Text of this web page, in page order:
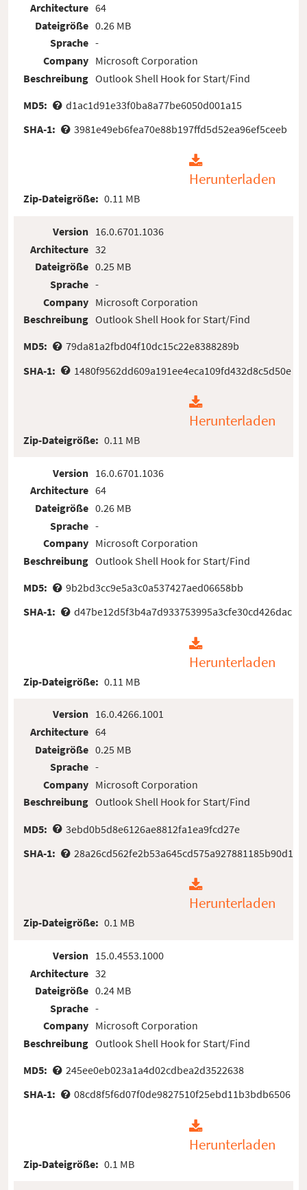
Architecture
Dateigröße
Sprache
Company
Beschreibung
64
0.26 MB
-
Microsoft Corporation
Outlook Shell Hook for Start/Find
MD5:
d1ac1d91e33f0ba8a77be6050d001a15
SHA-1:
3981e49eb6fea70e88b197ffd5d52ea96ef5ceeb
Herunterladen
Zip-Dateigröße: 0.11 MB
Version
Architecture
Dateigröße
Sprache
Company
Beschreibung
16.0.6701.1036
32
0.25 MB
-
Microsoft Corporation
Outlook Shell Hook for Start/Find
MD5:
79da81a2fbd04f10dc15c22e8388289b
SHA-1:
1480f9562dd609a191ee4eca109fd432d8c5d50e
Herunterladen
Zip-Dateigröße: 0.11 MB
Version
Architecture
Dateigröße
Sprache
Company
Beschreibung
16.0.6701.1036
64
0.26 MB
-
Microsoft Corporation
Outlook Shell Hook for Start/Find
MD5:
9b2bd3cc9e5a3c0a537427aed06658bb
SHA-1:
d47be12d5f3b4a7d933753995a3cfe30cd426dac
Herunterladen
Zip-Dateigröße: 0.11 MB
Version
Architecture
Dateigröße
Sprache
Company
Beschreibung
16.0.4266.1001
64
0.25 MB
-
Microsoft Corporation
Outlook Shell Hook for Start/Find
MD5:
3ebd0b5d8e6126ae8812fa1ea9fcd27e
SHA-1:
28a26cd562fe2b53a645cd575a927881185b90d1
Herunterladen
Zip-Dateigröße: 0.1 MB
Version
Architecture
Dateigröße
Sprache
Company
Beschreibung
15.0.4553.1000
32
0.24 MB
-
Microsoft Corporation
Outlook Shell Hook for Start/Find
MD5:
245ee0eb023a1a4d02cdbea2d3522638
SHA-1:
08cd8f5f6d07f0de9827510f25ebd11b3bdb6506
Herunterladen
Zip-Dateigröße: 0.1 MB